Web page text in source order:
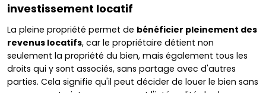
investissement locatif
La pleine propriété permet de bénéficier pleinement des
revenus locatifs, car le propriétaire détient non
seulement la propriété du bien, mais également tous les
droits qui y sont associés, sans partage avec d'autres
parties. Cela signifie qu'il peut décider de louer le bien sans